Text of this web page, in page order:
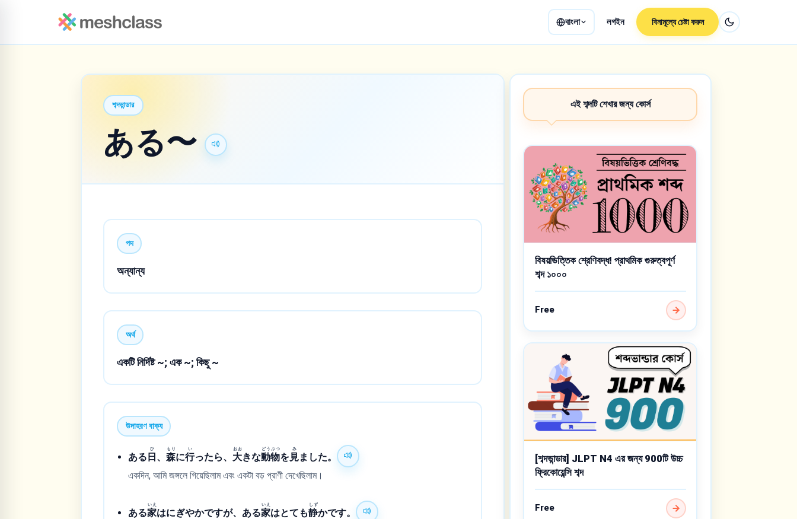
বাংলা লগইন বিনামূল্যে চেষ্টা করুন
শব্দভান্ডার
ある〜
পদ
অন্যান্য
অর্থ
একটি নির্দিষ্ট ~; এক ~; কিছু ~
উদাহরণ বাক্য
ある 日
ひ
、森
もり
に行
い
ったら、 大
おお
きな動
どう
物
ぶつ
を見
み
ました。
একদিন, আমি জঙ্গলে গিয়েছিলাম এবং একটা বড় প্রাণী দেখেছিলাম।
ある家
いえ
はにぎやかですが、ある家
いえ
はとても静
しず
かです。
এই শব্দটি শেখার জন্য কোর্স
বিষয়ভিত্তিক শ্রেণিবদ্ধ! প্রাথমিক গুরুত্বপূর্ণ
শব্দ ১০০০
Free
[শব্দভান্ডার] JLPT N4 এর জন্য 900টি উচ্চ
ফ্রিকোয়েন্সি শব্দ
Free